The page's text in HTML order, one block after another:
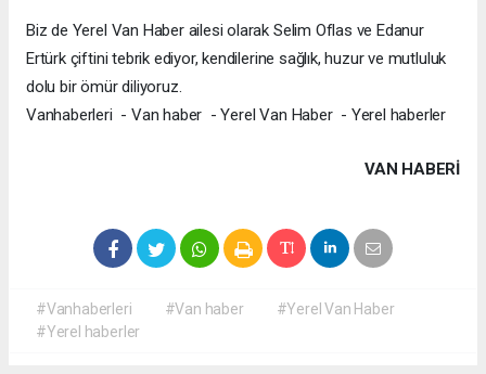
Biz de Yerel Van Haber ailesi olarak Selim Oflas ve Edanur
Ertürk çiftini tebrik ediyor, kendilerine sağlık, huzur ve mutluluk
dolu bir ömür diliyoruz.
Vanhaberleri - Van haber - Yerel Van Haber - Yerel haberler
VAN HABERİ
#Vanhaberleri #Van haber
#Yerel Van Haber
#Yerel haberler